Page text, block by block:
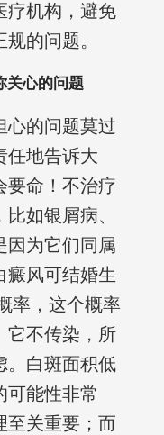
疗机构，避免
的问题。
关心的问题
心的问题莫过
任地告诉大
要命！不治疗
如银屑病、
因为它们同属
癜风可结婚生
率，这个概率
它不传染，所
。白斑面积低
可能性非常
至关重要；而